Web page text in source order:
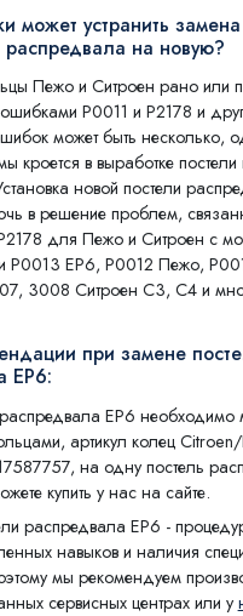
может устранить
распредвала на новую?
Пежо и Ситроен рано или
ошибками P0011 и P2178 и
может быть несколько,
кроется в выработке постели
новой постели
в решение проблем,
для Пежо и Ситроен с
P0013 EP6, P0012 Пежо,
3008 Ситроен С3, C4 и
при замене
EP6:
EP6 необходимо
артикул колец
на одну постель
купить у нас на сайте.
распредвала EP6 -
навыков и наличия
мы рекомендуем
сервисных центрах или у